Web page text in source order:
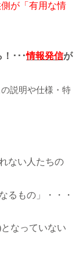
が「有用な情
･･･情報発信が
説明や仕様・特
ない人たちの
るもの」・・・
なっていない